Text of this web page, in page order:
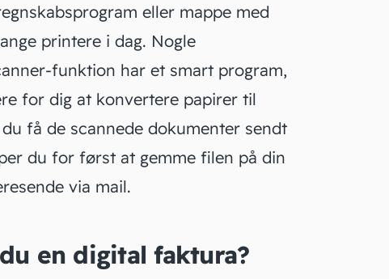
eller mappe med
printere i dag. Nogle
funktion har et smart program,
for dig at konvertere papirer til
få de scannede dokumenter sendt
du for først at gemme filen på din
via mail.
en digital faktura?